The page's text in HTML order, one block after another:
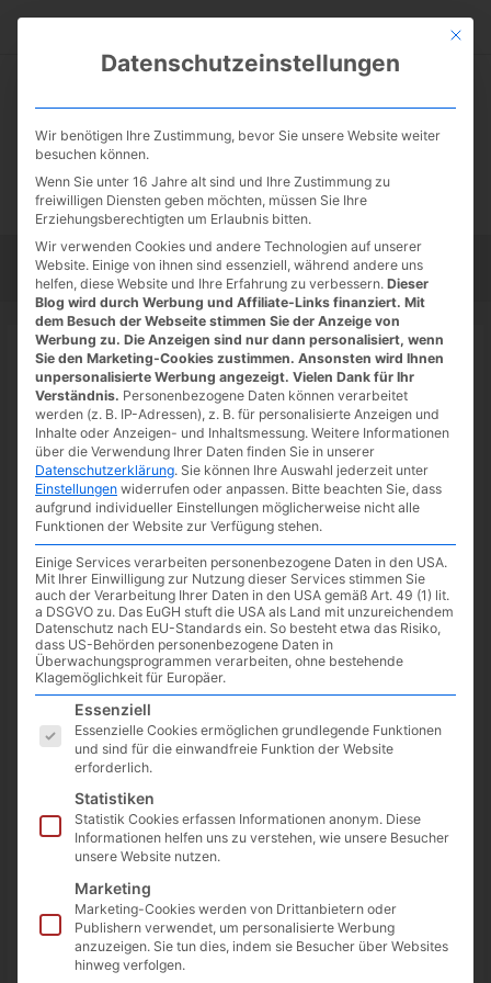
Startseite Tipps Tutorials Tests
Startseite»News
Google Maps: spritsparende
Routenplanung möglich
16.08.2022/ VonSpoonie/Schreibe einen Kommentar
minute of reading
den Routenoptionen bisher schon möglich, Autobahnen,
Mautstraßen und Fähren zu vermeiden, gibt es ab sofort auch
die OptionKraftstoffeffiziente Routen
Google Maps -> Profilbild -> Einstellungen ->
Navigationseinstellungen -> Routenoptionen
Ist die Option aktiviert, wird bei der nächsten Routenplanung
Mit
Datenschutzeinstellungen
Wir benötigen Ihre Zustimmung, bevor Sie unsere Website weiter
besuchen können.
Wenn Sie unter 16 Jahre alt sind und Ihre Zustimmung zu
freiwilligen Diensten geben möchten, müssen Sie Ihre
Erziehungsberechtigten um Erlaubnis bitten.
Wir verwenden Cookies und andere Technologien auf unserer
Website. Einige von ihnen sind essenziell, während andere uns
helfen, diese Website und Ihre Erfahrung zu verbessern. Dieser
Blog wird durch Werbung und Affiliate-Links finanziert. Mit
dem Besuch der Webseite stimmen Sie der Anzeige von
Werbung zu. Die Anzeigen sind nur dann personalisiert, wenn
Sie den Marketing-Cookies zustimmen. Ansonsten wird Ihnen
unpersonalisierte Werbung angezeigt. Vielen Dank für Ihr
Verständnis. Personenbezogene Daten können verarbeitet
werden (z. B. IP-Adressen), z. B. für personalisierte Anzeigen und
Inhalte oder Anzeigen- und Inhaltsmessung. Weitere Informationen
über die Verwendung Ihrer Daten finden Sie in unserer
Datenschutzerklärung. Sie können Ihre Auswahl jederzeit unter
Einstellungen widerrufen oder anpassen. Bitte beachten Sie, dass
aufgrund individueller Einstellungen möglicherweise nicht alle
Funktionen der Website zur Verfügung stehen.
Einige Services verarbeiten personenbezogene Daten in den USA.
Mit Ihrer Einwilligung zur Nutzung dieser Services stimmen Sie
auch der Verarbeitung Ihrer Daten in den USA gemäß Art. 49 (1) lit.
a DSGVO zu. Das EuGH stuft die USA als Land mit unzureichendem
Datenschutz nach EU-Standards ein. So besteht etwa das Risiko,
dass US-Behörden personenbezogene Daten in
Überwachungsprogrammen verarbeiten, ohne bestehende
Klagemöglichkeit für Europäer.
Es folgt eine Liste der Service-Gruppen, für die eine
Essenziell
Essenzielle Cookies ermöglichen grundlegende Funktionen
und sind für die einwandfreie Funktion der Website
erforderlich.
Statistiken
Statistik Cookies erfassen Informationen anonym. Diese
Informationen helfen uns zu verstehen, wie unsere Besucher
unsere Website nutzen.
Marketing
Marketing-Cookies werden von Drittanbietern oder
Publishern verwendet, um personalisierte Werbung
anzuzeigen. Sie tun dies, indem sie Besucher über Websites
hinweg verfolgen.